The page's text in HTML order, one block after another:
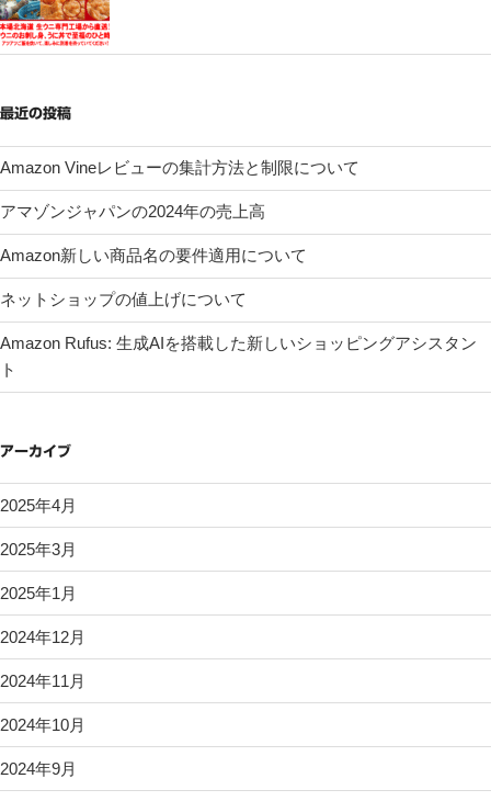
最近の投稿
Amazon Vineレビューの集計方法と制限について
アマゾンジャパンの2024年の売上高
Amazon新しい商品名の要件適用について
ネットショップの値上げについて
Amazon Rufus: 生成AIを搭載した新しいショッピングアシスタン
ト
アーカイブ
2025年4月
2025年3月
2025年1月
2024年12月
2024年11月
2024年10月
2024年9月